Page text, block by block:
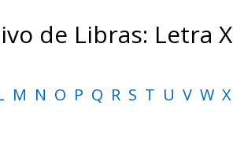
de Libras: Letra X
M N O P Q R S T U V W X